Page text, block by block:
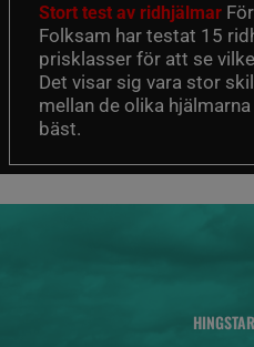
Stort test av ridhjälmar
Folksam har testat 15
prisklasser för att se
Det visar sig vara stor
mellan de olika
bäst.